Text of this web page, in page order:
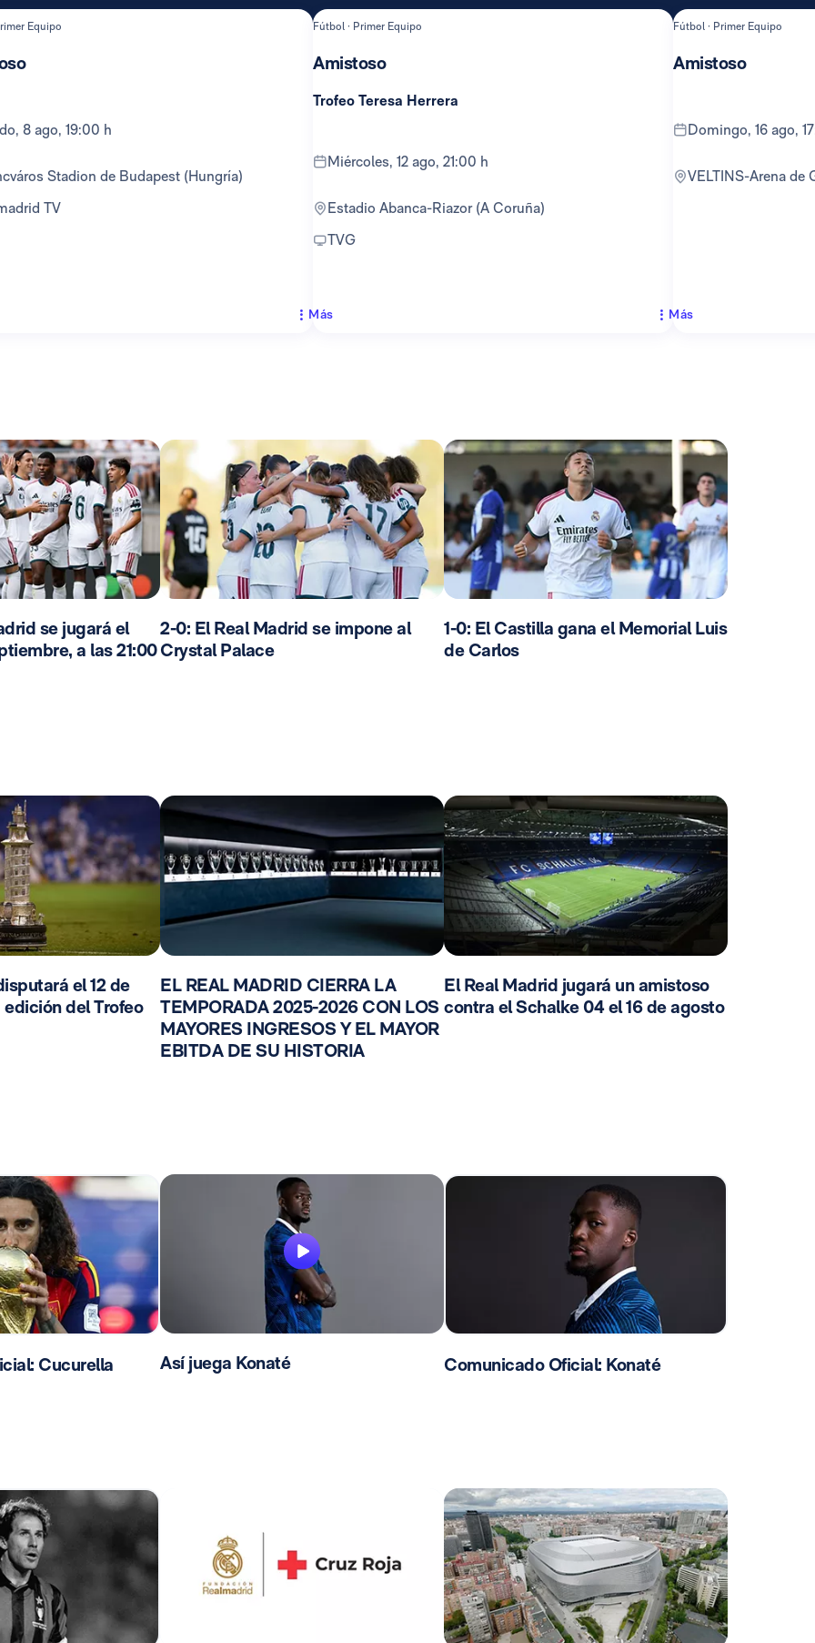
Equipo
8 ago, 19:00 h
Stadion de Budapest (Hungría)
TV
Fútbol · Primer Equipo
Amistoso
Trofeo Teresa Herrera
miércoles, 12 ago, 21:00 h
Estadio Abanca-Riazor (A Coruña)
TVG
Más
Fútbol · Primer Equipo
Amistoso
domingo, 16 ago,
VELTINS-Arena
Más
se jugará el
a las 21:00
2-0: El Real Madrid se impone al
Crystal Palace
1-0: El Castilla gana el Memorial Luis
de Carlos
el 12 de
del Trofeo
EL REAL MADRID CIERRA LA
TEMPORADA 2025-2026 CON LOS
MAYORES INGRESOS Y EL MAYOR
EBITDA DE SU HISTORIA
El Real Madrid jugará un amistoso
contra el Schalke 04 el 16 de agosto
Cucurella Así juega Konaté Comunicado Oficial: Konaté